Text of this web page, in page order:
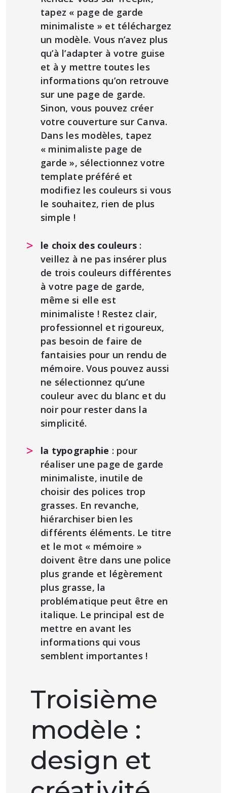
tapez « page de garde
minimaliste » et téléchargez
un modèle. Vous n’avez plus
qu’à l’adapter à votre guise
et à y mettre toutes les
informations qu’on retrouve
sur une page de garde.
Sinon, vous pouvez créer
votre couverture sur Canva.
Dans les modèles, tapez
« minimaliste page de
garde », sélectionnez votre
template préféré et
modifiez les couleurs si vous
le souhaitez, rien de plus
simple !
le choix des couleurs :
veillez à ne pas insérer plus
de trois couleurs différentes
à votre page de garde,
même si elle est
minimaliste ! Restez clair,
professionnel et rigoureux,
pas besoin de faire de
fantaisies pour un rendu de
mémoire. Vous pouvez aussi
ne sélectionnez qu’une
couleur avec du blanc et du
noir pour rester dans la
simplicité.
la typographie : pour
réaliser une page de garde
minimaliste, inutile de
choisir des polices trop
grasses. En revanche,
hiérarchiser bien les
différents éléments. Le titre
et le mot « mémoire »
doivent être dans une police
plus grande et légèrement
plus grasse, la
problématique peut être en
italique. Le principal est de
mettre en avant les
informations qui vous
semblent importantes !
Troisième
modèle :
design et